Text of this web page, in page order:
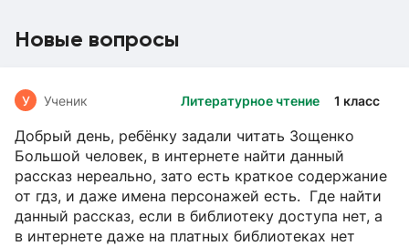
Новые вопросы
Литературное чтение 1 класс
У Ученик
Добрый день, ребёнку задали читать Зощенко
Большой человек, в интернете найти данный
рассказ нереально, зато есть краткое содержание
от гдз, и даже имена персонажей есть. Где найти
данный рассказ, если в библиотеку доступа нет, а
в интернете даже на платных библиотеках нет